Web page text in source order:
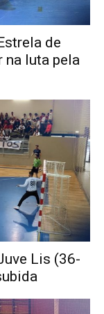
de
na luta pela
Lis (36-